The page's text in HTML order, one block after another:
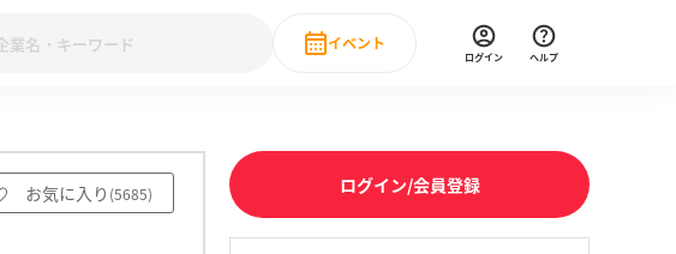
28卒 IT・DX現場社員インタビュー
イベント
直近のイベント一覧
ログイン ヘルプ
お気に入り (5685)
ログイン/会員登録